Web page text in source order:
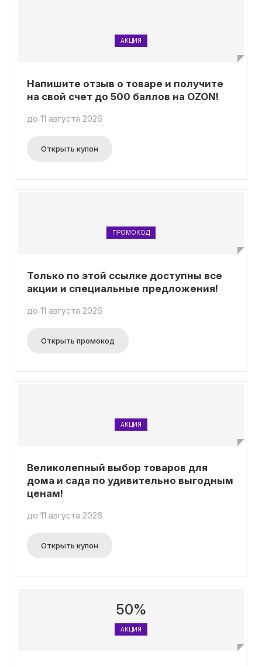
АКЦИЯ
Напишите отзыв о товаре и получите
на свой счет до 500 баллов на OZON!
до 11 августа 2026
Открыть купон
ПРОМОКОД
Только по этой ссылке доступны все
акции и специальные предложения!
до 11 августа 2026
Открыть промокод
АКЦИЯ
Великолепный выбор товаров для
дома и сада по удивительно выгодным
ценам!
до 11 августа 2026
Открыть купон
50%
АКЦИЯ